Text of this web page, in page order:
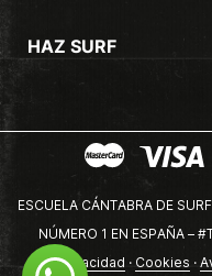
HAZ SURF
ESCUELA CÁNTABRA DE
NÚMERO 1 EN ESPAÑA –
privacidad · Cookies ·